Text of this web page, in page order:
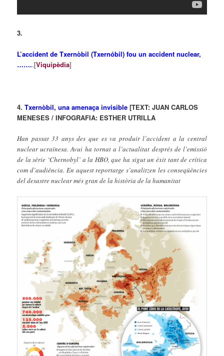
3.
L’accident de Txernòbil (Txernóbil) fou unaccident nuclear,
……..[Viquipèdia]
4.Txernòbil, una amenaça invisible [TEXT: JUAN CARLOS
MENESES / INFOGRAFIA: ESTHER UTRILLA
Han passat 33 anys des que es va produir l’accident a la central
nuclear ucraïnesa. Avui ha tornat a l’actualitat després de l’emissió
de la sèrie ‘Chernobyl’ a la HBO, que ha sigut un èxit tant de crítica
com d’audiència. En aquest reportatge s’analitzen les conseqüències
del desastre nuclear més gran de la història de la humanitat